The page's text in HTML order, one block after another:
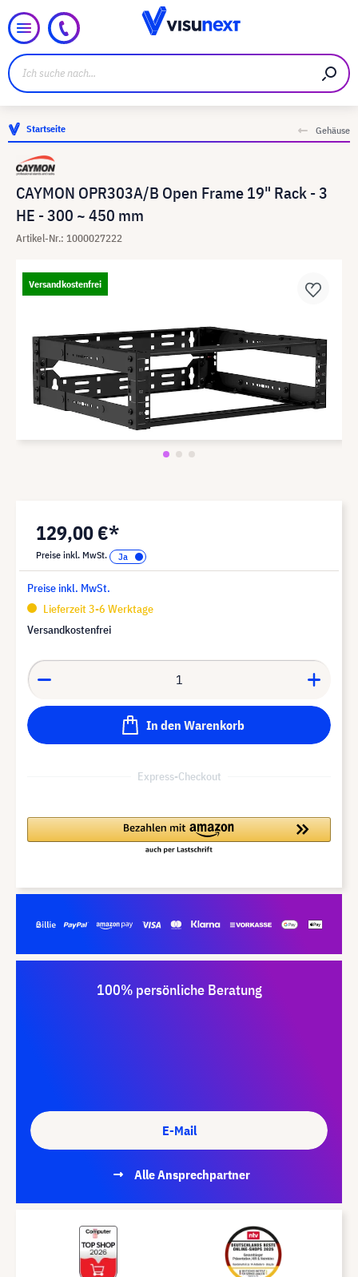
Startseite Gehäuse
CAYMON OPR303A/B Open Frame 19" Rack - 3
HE - 300 ~ 450 mm
Artikel-Nr.: 1000027222
Versandkostenfrei
129,00 €*
Preise inkl. MwSt.
Preise inkl. MwSt.
Lieferzeit 3-6 Werktage
Versandkostenfrei
In den Warenkorb
Express-Checkout
100% persönliche Beratung
E-Mail
Alle Ansprechpartner